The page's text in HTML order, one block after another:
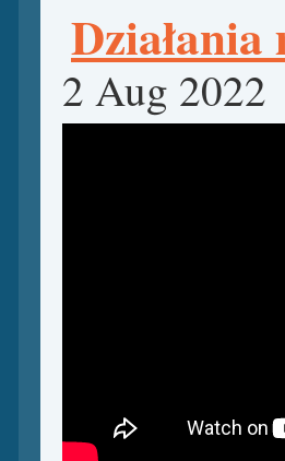
2 Aug 2022